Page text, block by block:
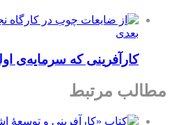
بعدی
کارآفرینی که سرمایه‌ی
مطالب مرتبط